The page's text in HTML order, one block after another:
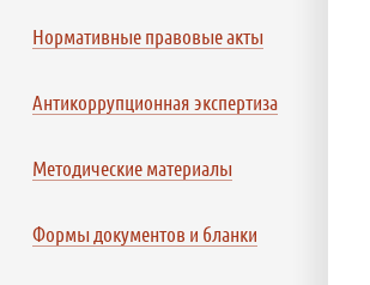
Нормативные правовые акты
Антикоррупционная экспертиза
Методические материалы
Формы документов и бланки